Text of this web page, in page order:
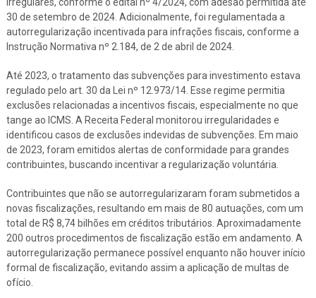
30 de setembro de 2024. Adicionalmente, foi regulamentada a
autorregularização incentivada para infrações fiscais, conforme a
Instrução Normativa nº 2.184, de 2 de abril de 2024.
Até 2023, o tratamento das subvenções para investimento estava
regulado pelo art. 30 da Lei nº 12.973/14. Esse regime permitia
exclusões relacionadas a incentivos fiscais, especialmente no que
tange ao ICMS. A Receita Federal monitorou irregularidades e
identificou casos de exclusões indevidas de subvenções. Em maio
de 2023, foram emitidos alertas de conformidade para grandes
contribuintes, buscando incentivar a regularização voluntária.
Contribuintes que não se autorregularizaram foram submetidos a
novas fiscalizações, resultando em mais de 80 autuações, com um
total de R$ 8,74 bilhões em créditos tributários. Aproximadamente
200 outros procedimentos de fiscalização estão em andamento. A
autorregularização permanece possível enquanto não houver início
formal de fiscalização, evitando assim a aplicação de multas de
ofício.